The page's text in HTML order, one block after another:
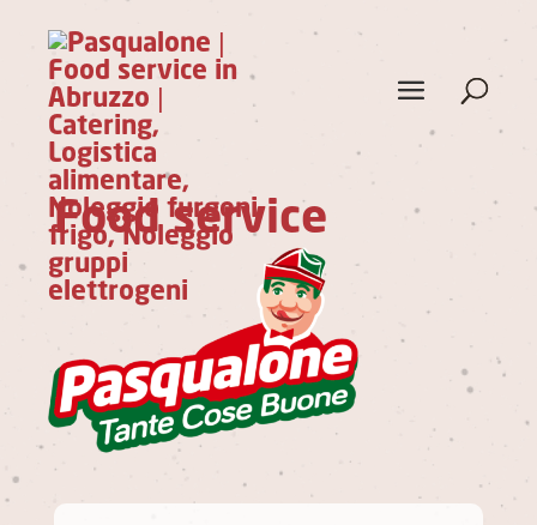
Food service